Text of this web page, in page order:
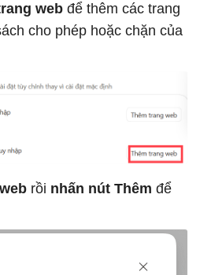
web để thêm các trang
cho phép hoặc chặn của
rồi nhấn nút Thêm để